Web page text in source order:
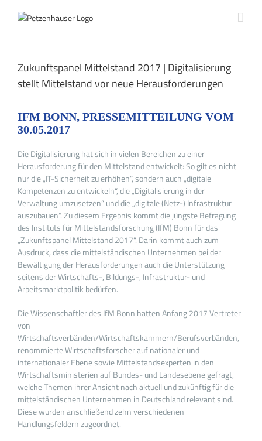
Inhalt
Zukunftspanel Mittelstand 2017 | Digitalisierung
stellt Mittelstand vor neue Herausforderungen
IFM BONN, PRESSEMITTEILUNG VOM
30.05.2017
Die Digitalisierung hat sich in vielen Bereichen zu einer
Herausforderung für den Mittelstand entwickelt: So gilt es nicht
nur die „IT-Sicherheit zu erhöhen“, sondern auch „digitale
Kompetenzen zu entwickeln“, die „Digitalisierung in der
Verwaltung umzusetzen“ und die „digitale (Netz-) Infrastruktur
auszubauen“. Zu diesem Ergebnis kommt die jüngste Befragung
des Instituts für Mittelstandsforschung (IfM) Bonn für das
„Zukunftspanel Mittelstand 2017“. Darin kommt auch zum
Ausdruck, dass die mittelständischen Unternehmen bei der
Bewältigung der Herausforderungen auch die Unterstützung
seitens der Wirtschafts-, Bildungs-, Infrastruktur- und
Arbeitsmarktpolitik bedürfen.
Die Wissenschaftler des IfM Bonn hatten Anfang 2017 Vertreter
von
Wirtschaftsverbänden/Wirtschaftskammern/Berufsverbänden,
renommierte Wirtschaftsforscher auf nationaler und
internationaler Ebene sowie Mittelstandsexperten in den
Wirtschaftsministerien auf Bundes- und Landesebene gefragt,
welche Themen ihrer Ansicht nach aktuell und zukünftig für die
mittelständischen Unternehmen in Deutschland relevant sind.
Diese wurden anschließend zehn verschiedenen
Handlungsfeldern zugeordnet.